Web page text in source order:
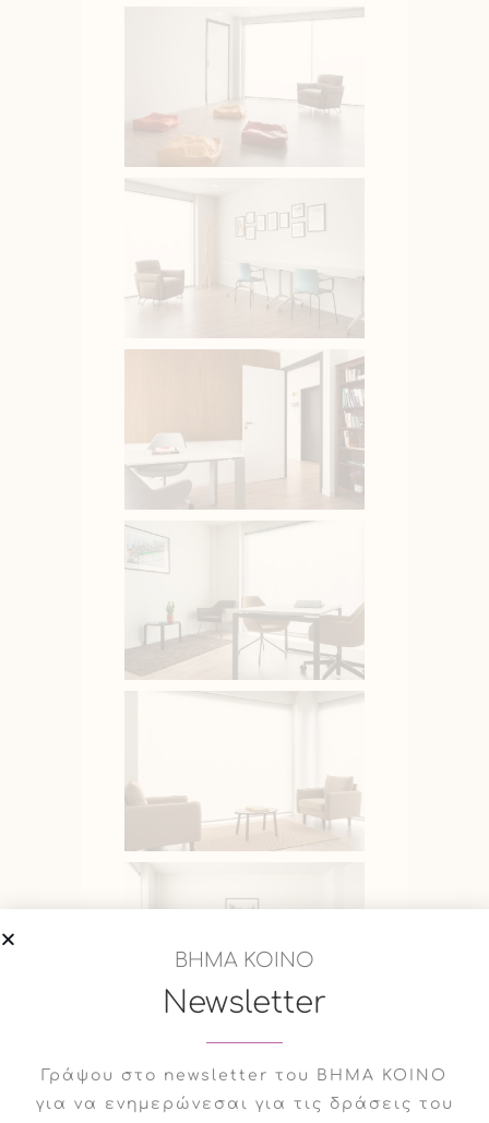
ΒΗΜΑ ΚΟΙΝΟ
Newsletter
Γράψου στο newsletter του ΒΗΜΑ ΚΟΙΝΟ
για να ενημερώνεσαι για τις δράσεις του